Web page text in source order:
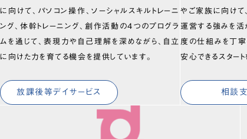
に向けて、パソコン操作、ソーシャルスキルトレーニ
ング、体幹トレーニング、創作活動の4つのプログラ
ムを通じて、表現力や自己理解を深めながら、自立
に向けた力を育てる機会を提供しています。
放課後等デイサービス
やご家族に向けて
運営する強みを活
度の仕組みを丁
安心できるスタート
相談